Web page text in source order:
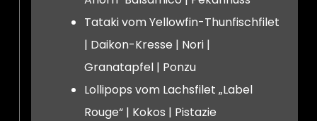
Tataki vom Yellowfin-Thunfischfilet
| Daikon-Kresse | Nori |
Granatapfel | Ponzu
Lollipops vom Lachsfilet „Label
Rouge“ | Kokos | Pistazie